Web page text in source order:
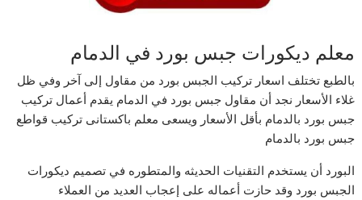
معلم ديكورات جبس بورد في الدمام
بالطبع تختلف اسعار تركيب الجبس بورد من مقاول إلى آخر وفي ظل
غلاء الأسعار نجد أن مقاول جبس بورد في الدمام يقدم أعمال تركيب
جبس بورد بالدمام بأقل الأسعار ويسعى معلم باكستانى تركيب قواطع
جبس بورد بالدمام
البورد أن يستخدم التقنيات الحديثه والمتطوره في تصميم ديكورات
الجبس بورد وقد حازت أعماله على إعجاب العديد من العملاء